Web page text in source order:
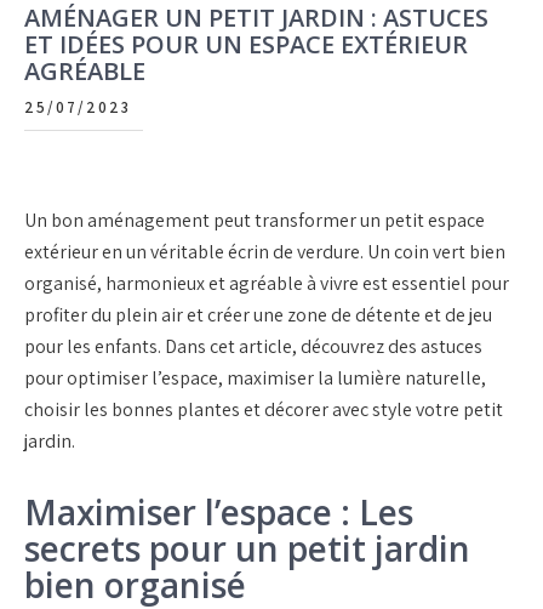
AMÉNAGER UN PETIT JARDIN : ASTUCES
ET IDÉES POUR UN ESPACE EXTÉRIEUR
AGRÉABLE
25/07/2023
Un bon aménagement peut transformer un petit espace
extérieur en un véritable écrin de verdure. Un coin vert bien
organisé, harmonieux et agréable à vivre est essentiel pour
profiter du plein air et créer une zone de détente et de jeu
pour les enfants. Dans cet article, découvrez des astuces
pour optimiser l’espace, maximiser la lumière naturelle,
choisir les bonnes plantes et décorer avec style votre petit
jardin.
Maximiser l’espace : Les
secrets pour un petit jardin
bien organisé